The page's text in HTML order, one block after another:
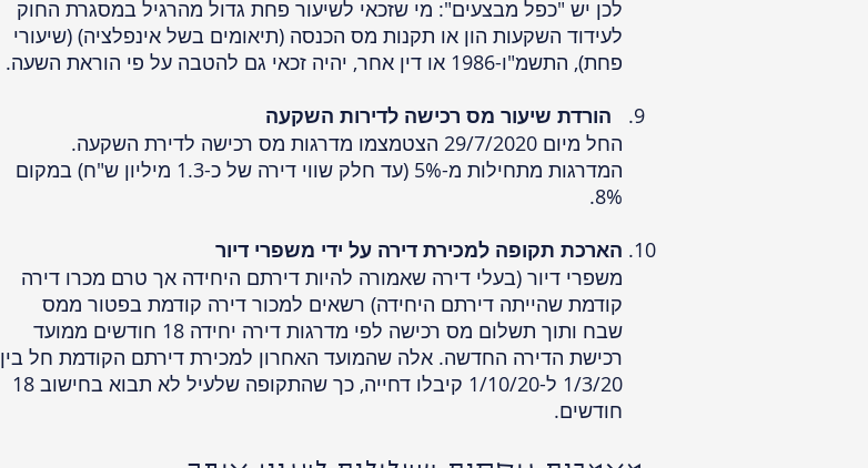
לכן יש "כפל מבצעים": מי שזכאי לשיעור פחת גדול מהרגיל במסגרת החוק
לעידוד השקעות הון או תקנות מס הכנסה (תיאומים בשל אינפלציה) (שיעורי
פחת), התשמ"ו-1986 או דין אחר, יהיה זכאי גם להטבה על פי הוראת השעה.
הורדת שיעור מס רכישה לדירות השקעה
החל מיום 29/7/2020 הצטמצמו מדרגות מס רכישה לדירת השקעה.
המדרגות מתחילות מ-5% (עד חלק שווי דירה של כ-1.3 מיליון ש"ח) במקום
8%.
הארכת תקופה למכירת דירה על ידי משפרי דיור
משפרי דיור (בעלי דירה שאמורה להיות דירתם היחידה אך טרם מכרו דירה
קודמת שהייתה דירתם היחידה) רשאים למכור דירה קודמת בפטור ממס
שבח ותוך תשלום מס רכישה לפי מדרגות דירה יחידה 18 חודשים ממועד
רכישת הדירה החדשה. אלה שהמועד האחרון למכירת דירתם הקודמת חל בין
1/3/20 ל-1/10/20 קיבלו דחייה, כך שהתקופה שלעיל לא תבוא בחישוב 18
חודשים.